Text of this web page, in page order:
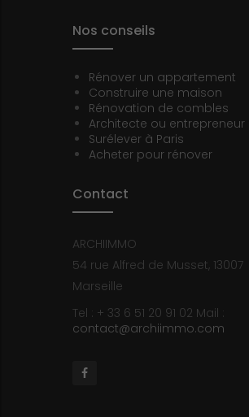
Nos conseils
Rénover un appartement
Construire une maison
Rénovation de combles
Architecte ou entrepreneur
Surélever à Paris
Acheter pour rénover
Contact
ARCHIIMMO
54 rue Alfred de Musset, 13007
Marseille
Tel : + 33 6 51 20 91 02 Mail :
contact@archiimmo.com